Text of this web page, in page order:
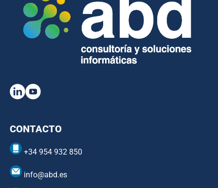
CONTACTO
+34 954 932 850
info@abd.es